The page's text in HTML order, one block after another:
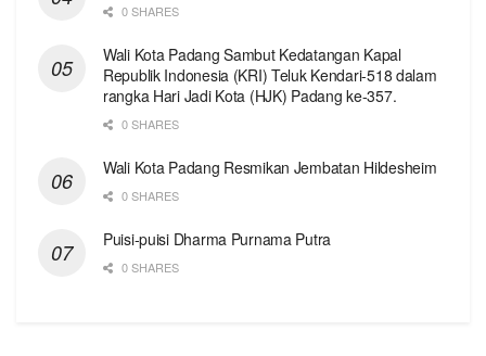
0 SHARES
Wali Kota Padang Sambut Kedatangan Kapal
Republik Indonesia (KRI) Teluk Kendari-518 dalam
rangka Hari Jadi Kota (HJK) Padang ke-357.
0 SHARES
Wali Kota Padang Resmikan Jembatan Hildesheim
0 SHARES
Puisi-puisi Dharma Purnama Putra
0 SHARES